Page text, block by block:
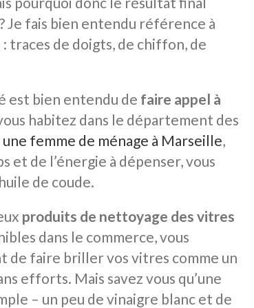
Je fais bien entendu référence à
traces de doigts, de chiffon, de
est bien entendu de faire appel à
habitez dans le département des
une femme de ménage à Marseille,
et de l’énergie à dépenser, vous
de coude.
produits de nettoyage des vitres
dans le commerce, vous
de faire briller vos vitres comme un
efforts. Mais savez vous qu’une
– un peu de vinaigre blanc et de